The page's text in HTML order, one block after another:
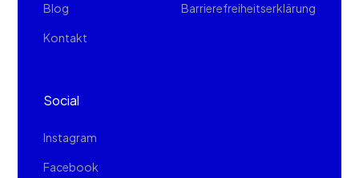
Blog
Kontakt
Barrierefreiheitserklärung
Social
Instagram
Facebook